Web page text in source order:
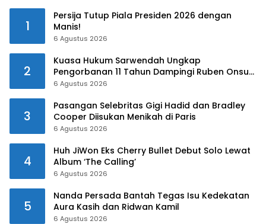
1
Persija Tutup Piala Presiden 2026 dengan
Manis!
6 Agustus 2026
2
Kuasa Hukum Sarwendah Ungkap
Pengorbanan 11 Tahun Dampingi Ruben Onsu
Saat Sakit
6 Agustus 2026
3
Pasangan Selebritas Gigi Hadid dan Bradley
Cooper Diisukan Menikah di Paris
6 Agustus 2026
4
Huh JiWon Eks Cherry Bullet Debut Solo Lewat
Album ‘The Calling’
6 Agustus 2026
5
Nanda Persada Bantah Tegas Isu Kedekatan
Aura Kasih dan Ridwan Kamil
6 Agustus 2026